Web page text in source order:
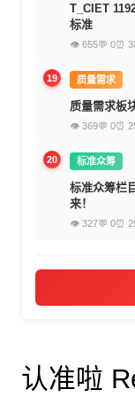
T_CIET
标准
👁 655💬 0⏰
19 质量需求
质量需求板
👁 369💬 0⏰
20 标准众筹
标准众筹栏
来！
👁 327💬 0⏰
认准啦